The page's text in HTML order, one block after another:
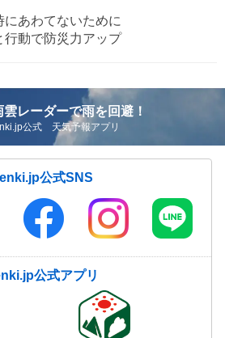
にあわてないために
行動で防災力アップ
雲レーダーで雨を回避！
公式 天気予報アプリ
公式SNS
公式アプリ